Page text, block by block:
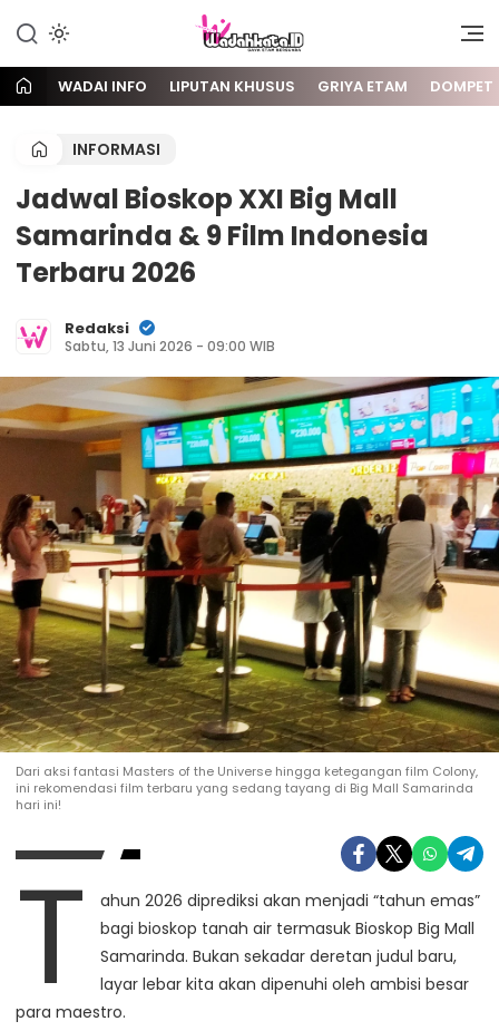
Wadai
Gaya Etam Bersuara
WADAI INFO LIPUTAN KHUSUS GRIYA ETAM DOMPET
INFORMASI
Jadwal Bioskop XXI Big Mall
Samarinda & 9 Film Indonesia
Terbaru 2026
Redaksi
Sabtu, 13 Juni 2026 - 09:00 WIB
Dari aksi fantasi Masters of the Universe hingga ketegangan film Colony,
ini rekomendasi film terbaru yang sedang tayang di Big Mall Samarinda
hari ini!
T
ahun 2026 diprediksi akan menjadi “tahun emas”
bagi bioskop tanah air termasuk Bioskop Big Mall
Samarinda. Bukan sekadar deretan judul baru,
layar lebar kita akan dipenuhi oleh ambisi besar
para maestro.